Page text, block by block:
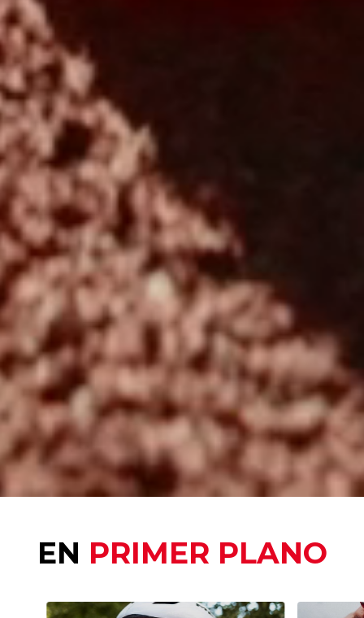
EN PRIMER PLANO